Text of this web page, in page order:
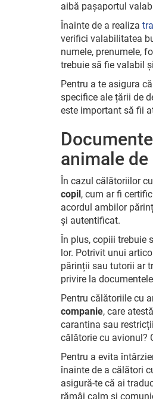
aibă pașaportul
Înainte de a realiza
verifici valabilitatea
numele, prenumele,
trebuie să fie valabil
Pentru a te asigura
specifice ale țării de
este important să fii
animale
În cazul călătoriilor
copil , cum ar fi
acordul ambilor
și autentificat.
În plus, copiii
lor. Potrivit unui
părinții sau tutorii ar
privire la
Pentru călătoriile cu
companie, care
carantina sau
călătorie cu avionul?
Pentru a evita
înainte de a călători
asigură-te că ai
rămâi calm și